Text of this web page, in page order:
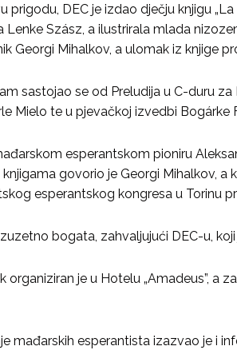
prigodu, DEC je izdao dječju knjigu
Lenke Szász, a ilustrirala mlada
Georgi Mihalkov, a ulomak iz knjige
sastojao se od Preludija u C-duru za
Mielo te u pjevačkoj izvedbi
esperantskom pioniru
govorio je Georgi Mihalkov, a
esperantskog kongresa u Torinu
bogata, zahvaljujući DEC-u,
organiziran je u Hotelu „Amadeus”,
mađarskih esperantista izazvao je i